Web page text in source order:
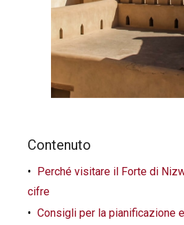
Contenuto
Perché visitare il Forte di
cifre
Consigli per la pianificazione